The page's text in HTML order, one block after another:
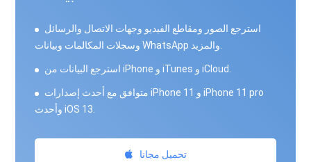
استرجع الصور ومقاطع الفيديو وجهات الاتصال والرسائل
استرجع البيانات من iPhone و iTunes و iCloud.
متوافق مع أحدث إصدارات iPhone 11 و iPhone 11 pro
وأحدث iOS 13.
تحميل مجانا